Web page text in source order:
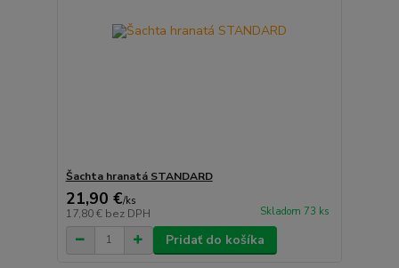
Šachta hranatá STANDARD
21,90 €/ks
17,80 € bez DPH Skladom 73 ks
Pridať do košíka